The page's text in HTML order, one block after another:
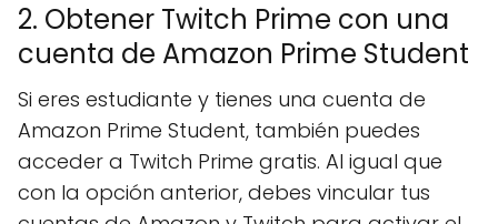
2. Obtener Twitch Prime con una
cuenta de Amazon Prime Student
Si eres estudiante y tienes una cuenta de
Amazon Prime Student, también puedes
acceder a Twitch Prime gratis. Al igual que
con la opción anterior, debes vincular tus